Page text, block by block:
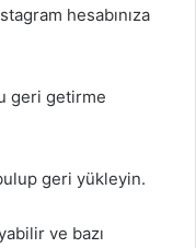
hesabınıza
geri getirme
geri yükleyin.
ve bazı